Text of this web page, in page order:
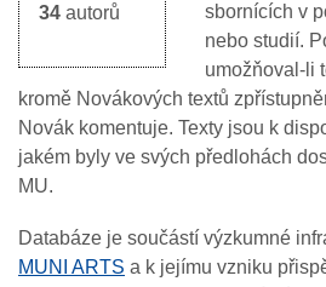
34 autorů
sbornících v
nebo studií.
umožňoval-li
kromě Novákových textů
Novák komentuje. Texty jsou k
jakém byly ve svých předlohách
MU.
Databáze je součástí výzkumné
MUNI ARTS a k jejímu vzniku